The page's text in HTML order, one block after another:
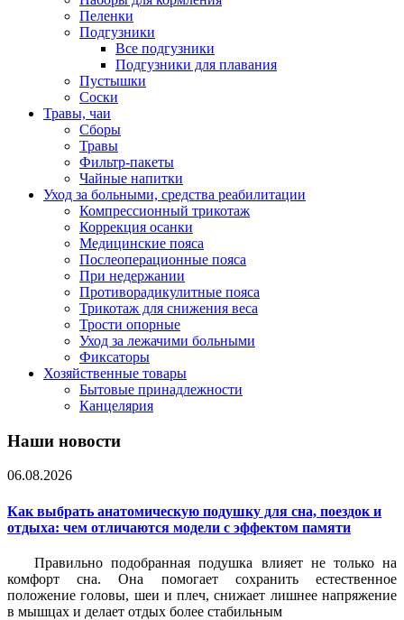
Пеленки
Подгузники
Все подгузники
Подгузники для плавания
Пустышки
Соски
Травы, чаи
Сборы
Травы
Фильтр-пакеты
Чайные напитки
Уход за больными, средства реабилитации
Компрессионный трикотаж
Коррекция осанки
Медицинские пояса
Послеоперационные пояса
При недержании
Противорадикулитные пояса
Трикотаж для снижения веса
Трости опорные
Уход за лежачими больными
Фиксаторы
Хозяйственные товары
Бытовые принадлежности
Канцелярия
Наши новости
06.08.2026
Как выбрать анатомическую подушку для сна, поездок и
отдыха: чем отличаются модели с эффектом памяти
Правильно подобранная подушка влияет не только на
комфорт сна. Она помогает сохранить естественное
положение головы, шеи и плеч, снижает лишнее напряжение
в мышцах и делает отдых более стабильным